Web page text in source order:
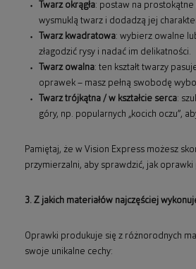
Twarz okrągła: postaw na prostokątne
wysmuklą twarz i dodadzą jej
Twarz kwadratowa: wybierz owalne
złagodzić rysy i nadać im delikatności.
Twarz owalna: ten kształt twarzy
oprawek – masz pełną swobodę
Twarz trójkątna / w kształcie serca:
góry, np. popularnych „kocich oczu”,
Pamiętaj, że w Vision Express możesz
przymierzalni, aby sprawdzić, jak oprawki
3. Z jakich materiałów najczęściej
Oprawki produkuje się z różnorodnych
swoje unikalne cechy: